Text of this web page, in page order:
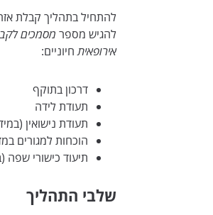
להתחיל בתהליך קבלת
להגיש מספר מסמכים
אירופאיתחיוניים:
דרכון בתוקף
תעודת לידה
תעודת נישואין
הוכחות למגורים
תיעוד כישורי
שלבי התהליך